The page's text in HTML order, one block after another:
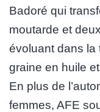
Badoré qui
moutarde et
évoluant dans la
graine en huile
En plus de
femmes, AFE